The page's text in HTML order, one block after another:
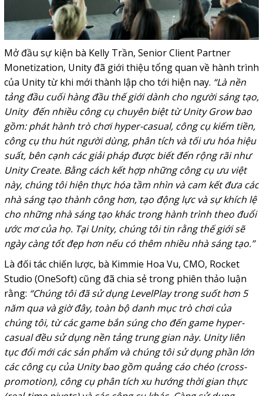
Mở đầu sự kiện bà Kelly Trần, Senior Client Partner
Monetization, Unity đã giới thiệu tổng quan về hành trình
của Unity từ khi mới thành lập cho tới hiện nay. “Là nền
tảng đầu cuối hàng đầu thế giới dành cho người sáng tạo,
Unity đến nhiều công cụ chuyên biệt từ Unity Grow bao
gồm: phát hành trò chơi hyper-casual, công cụ kiếm tiền,
công cụ thu hút người dùng, phân tích và tối ưu hóa hiệu
suất, bên cạnh các giải pháp được biết đến rộng rãi như
Unity Create. Bằng cách kết hợp những công cụ ưu việt
này, chúng tôi hiện thực hóa tầm nhìn và cam kết đưa các
nhà sáng tạo thành công hơn, tạo động lực và sự khích lệ
cho những nhà sáng tạo khác trong hành trình theo đuổi
ước mơ của họ. Tại Unity, chúng tôi tin rằng thế giới sẽ
ngày càng tốt đẹp hơn nếu có thêm nhiều nhà sáng tạo.”
Là đối tác chiến lược, bà Kimmie Hoa Vu, CMO, Rocket
Studio (OneSoft) cũng đã chia sẻ trong phiên thảo luận
rằng: “Chúng tôi đã sử dụng LevelPlay trong suốt hơn 5
năm qua và giờ đây, toàn bộ danh mục trò chơi của
chúng tôi, từ các game bắn súng cho đến game hyper-
casual đều sử dụng nền tảng trung gian này. Unity liên
tục đổi mới các sản phẩm và chúng tôi sử dụng phần lớn
các công cụ của Unity bao gồm quảng cáo chéo (cross-
promotion), công cụ phân tích xu hướng thời gian thực